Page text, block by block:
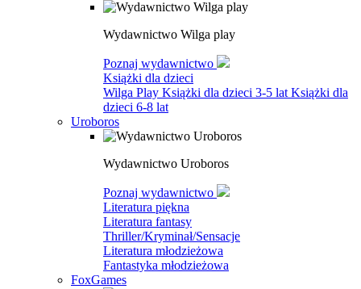
Wydawnictwo Wilga play
Poznaj wydawnictwo
Książki dla dzieci
Wilga Play Książki dla dzieci 3-5 lat Książki dla
dzieci 6-8 lat
Uroboros
Wydawnictwo Uroboros
Poznaj wydawnictwo
Literatura piękna
Literatura fantasy
Thriller/Kryminał/Sensacje
Literatura młodzieżowa
Fantastyka młodzieżowa
FoxGames